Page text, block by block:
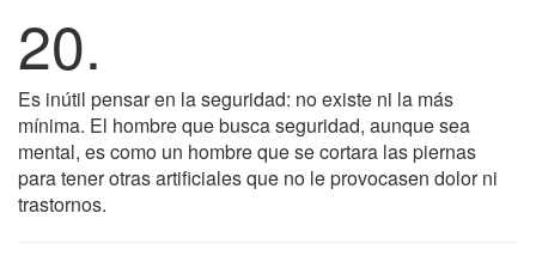
20.
Es inútil pensar en la seguridad: no existe ni la más
mínima. El hombre que busca seguridad, aunque sea
mental, es como un hombre que se cortara las piernas
para tener otras artificiales que no le provocasen dolor ni
trastornos.